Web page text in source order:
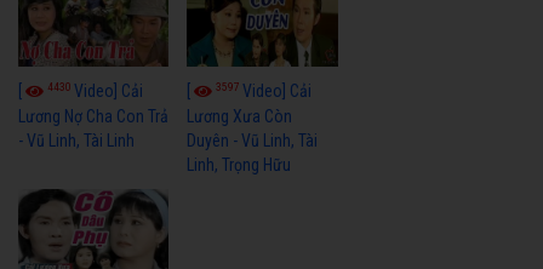
4430 Video] Cải
Lương Nợ Cha Con Trả
- Vũ Linh, Tài Linh
3597Video] Cải
Lương Xưa Còn
Duyên - Vũ Linh, Tài
Linh, Trọng Hữu